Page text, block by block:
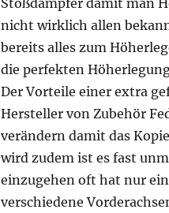
Stoßdämpfer damit man
nicht wirklich allen
bereits alles zum
die perfekten
Der Vorteile einer extra
Hersteller von Zubehör
verändern damit das
wird zudem ist es fast
einzugehen oft hat nur
verschiedene